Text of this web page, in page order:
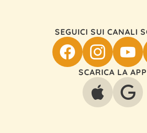
SEGUICI SUI CANALI
SCARICA LA APP